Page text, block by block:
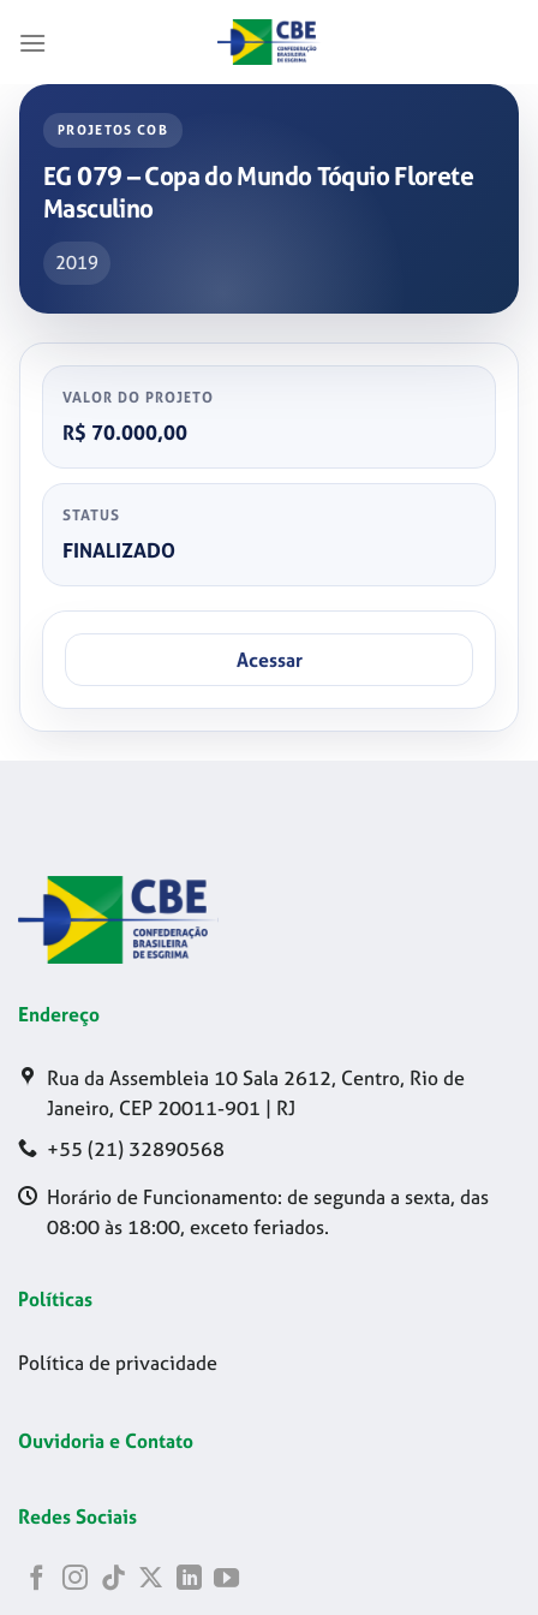
PROJETOS COB
EG 079 – Copa do Mundo Tóquio Florete
Masculino
2019
VALOR DO PROJETO
R$ 70.000,00
STATUS
FINALIZADO
Acessar
Endereço
Rua da Assembleia 10 Sala 2612, Centro, Rio de
Janeiro, CEP 20011-901 | RJ
+55 (21) 32890568
Horário de Funcionamento: de segunda a sexta, das
08:00 às 18:00, exceto feriados.
Políticas
Política de privacidade
Ouvidoria e Contato
Redes Sociais